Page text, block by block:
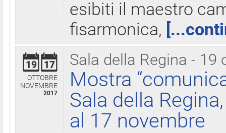
esibiti il maestro
fisarmonica,
Sala della Regina - 19
19 17
OTTOBRE
NOVEMBRE
2017
Mostra
Sala della
al 17 novembre